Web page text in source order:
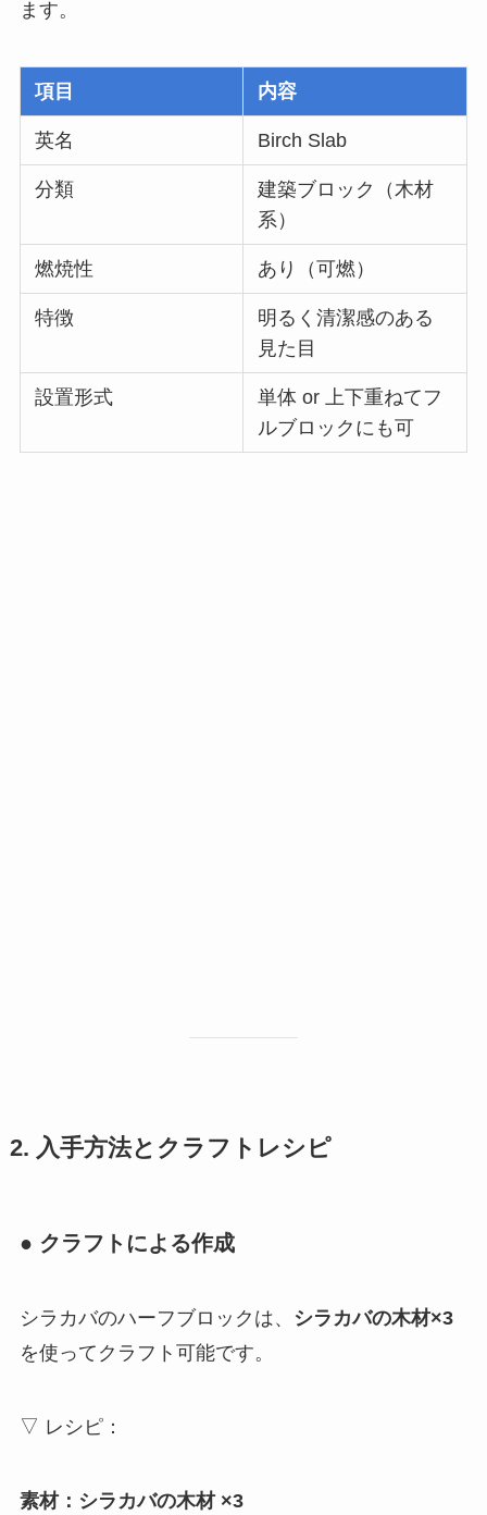
ます。
項目 内容
英名 Birch Slab
分類
建築ブロック（木材
系）
燃焼性 あり（可燃）
特徴
明るく清潔感のある
見た目
設置形式
単体 or 上下重ねてフ
ルブロックにも可
2. 入手方法とクラフトレシピ
● クラフトによる作成
シラカバのハーフブロックは、
シラカバの木材×3
を使ってクラフト可能です。
▽ レシピ：
素材：シラカバの木材 ×3